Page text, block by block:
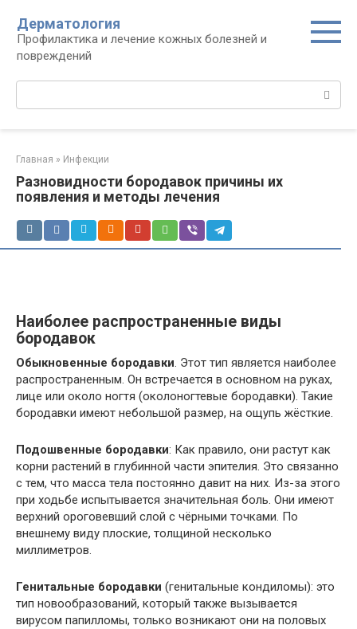
контенту
Дерматология
Профилактика и лечение кожных болезней и
повреждений
Главная » Инфекции
Разновидности бородавок причины их
появления и методы лечения
Наиболее распространенные виды
бородавок
Обыкновенные бородавки. Этот тип является наиболее
распространенным. Он встречается в основном на руках,
лице или около ногтя (околоногтевые бородавки). Такие
бородавки имеют небольшой размер, на ощупь жёсткие.
Подошвенные бородавки: Как правило, они растут как
корни растений в глубинной части эпителия. Это связанно
с тем, что масса тела постоянно давит на них. Из-за этого
при ходьбе испытывается значительная боль. Они имеют
верхний ороговевший слой с чёрными точками. По
внешнему виду плоские, толщиной несколько
миллиметров.
Генитальные бородавки (генитальные кондиломы): это
тип новообразований, который также вызывается
вирусом папилломы, только возникают они на половых